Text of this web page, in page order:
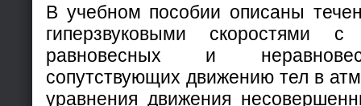
В учебном пособии описаны
гиперзвуковыми скоростями
равновесных и
сопутствующих движению тел в
уравнения движения